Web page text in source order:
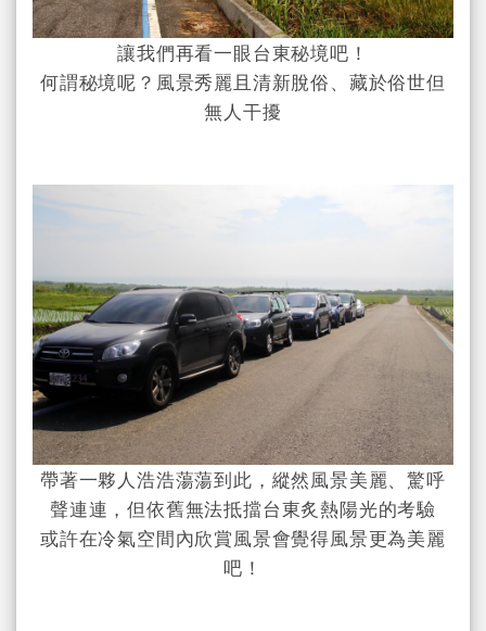
讓我們再看一眼台東秘境吧！
何謂秘境呢？風景秀麗且清新脫俗、藏於俗世但
無人干擾
帶著一夥人浩浩蕩蕩到此，縱然風景美麗、驚呼
聲連連，但依舊無法抵擋台東炙熱陽光的考驗
或許在冷氣空間內欣賞風景會覺得風景更為美麗
吧！